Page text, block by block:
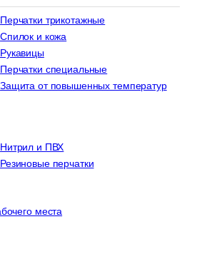
Перчатки трикотажные
Спилок и кожа
Рукавицы
Перчатки специальные
Защита от повышенных температур
Нитрил и ПВХ
Резиновые перчатки
места